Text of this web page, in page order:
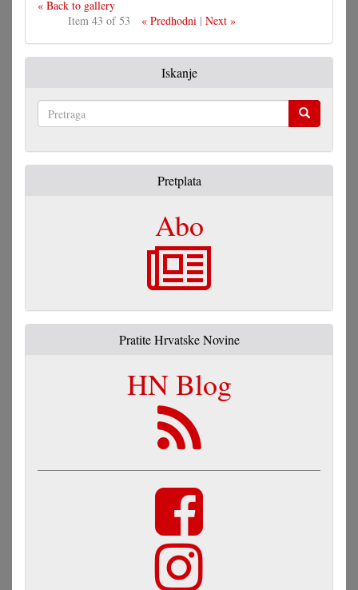
« Back to gallery
Item 43 of 53
« Predhodni| Next »
Iskanje
Pretplata
Abo
Pratite Hrvatske Novine
HN Blog